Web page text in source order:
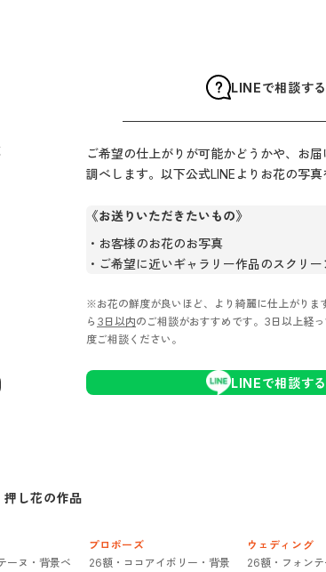
LINEで相談する
ご希望の仕上がりが可能かどうかや、お
調べします。以下公式LINEよりお花の写真
《お送りいただきたいもの》
お客様のお花のお写真
ご希望に近いギャラリー作品のスクリー
※お花の鮮度が良いほど、より綺麗に仕上がりま
ら 3日以内のご相談がおすすめです。3日以上経
度ご相談ください。
LINEで相談する
押し花の作品
ーヌ・背景ベ
プロポーズ
26額・ココアイボリー・背景
ウェディング
26額・フォン